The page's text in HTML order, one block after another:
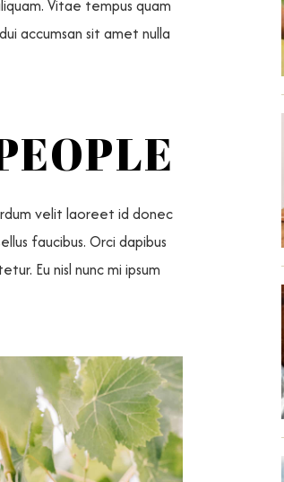
Vitae tempus quam
accumsan sit amet nulla
velit laoreet id donec
faucibus. Orci dapibus
Eu nisl nunc mi ipsum